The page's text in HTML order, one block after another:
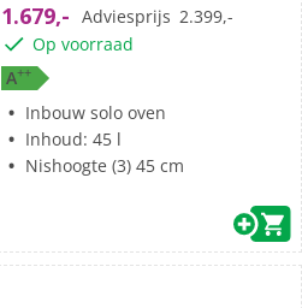
6
beoordelingen
1.679,- Adviesprijs 2.399,-
Op voorraad
A++
Inbouw solo oven
Inhoud: 45 l
Nishoogte (3) 45 cm